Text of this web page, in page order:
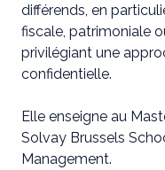
différends, en
fiscale, patrimoniale
privilégiant une
confidentielle.
Elle enseigne au
Solvay Brussels
Management.